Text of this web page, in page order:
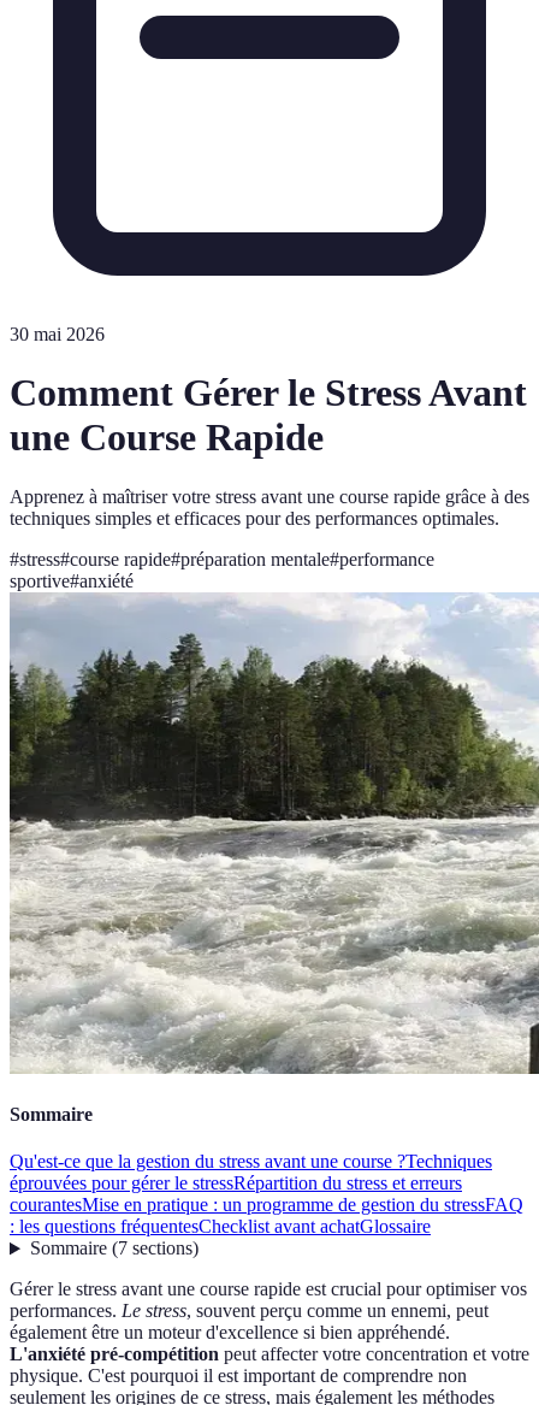
30 mai 2026
Comment Gérer le Stress Avant
une Course Rapide
Apprenez à maîtriser votre stress avant une course rapide grâce à des
techniques simples et efficaces pour des performances optimales.
#stress#course rapide#préparation mentale#performance
sportive#anxiété
Sommaire
Qu'est-ce que la gestion du stress avant une course ?Techniques
éprouvées pour gérer le stressRépartition du stress et erreurs
courantesMise en pratique : un programme de gestion du stressFAQ
: les questions fréquentesChecklist avant achatGlossaire
Sommaire(7 sections)
Gérer le stress avant une course rapide est crucial pour optimiser vos
performances. Le stress, souvent perçu comme un ennemi, peut
également être un moteur d'excellence si bien appréhendé.
L'anxiété pré-compétition peut affecter votre concentration et votre
physique. C'est pourquoi il est important de comprendre non
seulement les origines de ce stress, mais également les méthodes